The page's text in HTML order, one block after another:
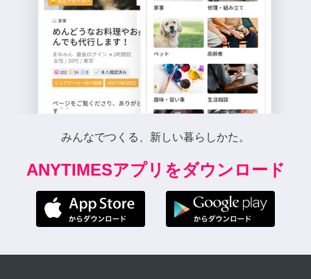
みんなでつくる、新しい暮らしかた。
ANYTIMESアプリをダウンロード